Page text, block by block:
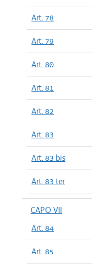
Art. 78
Art. 79
Art. 80
Art. 81
Art. 82
Art. 83
Art. 83 bis
Art. 83 ter
CAPO VII
Art. 84
Art. 85